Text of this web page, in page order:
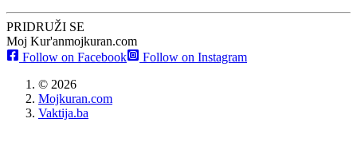
PRIDRUŽI SE
Moj Kur'anmojkuran.com
Follow on Facebook
Follow on Instagram
© 2026
Mojkuran.com
Vaktija.ba